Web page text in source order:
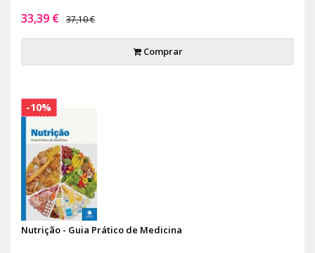
33,39 € 37,10 €
Comprar
Nutrição - Guia Prático de Medicina
-10%